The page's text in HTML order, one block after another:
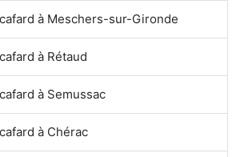
à Meschers-sur-Gironde
à Rétaud
à Semussac
à Chérac